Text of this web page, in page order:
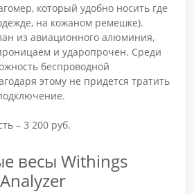
который удобно носить где
на кожаном ремешке).
из авиационного алюминия,
и ударопрочен. Среди
беспроводной
этому не придется тратить
– 3 200 руб.
весы Withings